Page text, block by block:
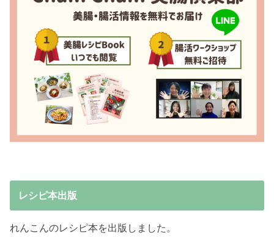
レシピ本出版
れんこんのレシピ本を出版しました。